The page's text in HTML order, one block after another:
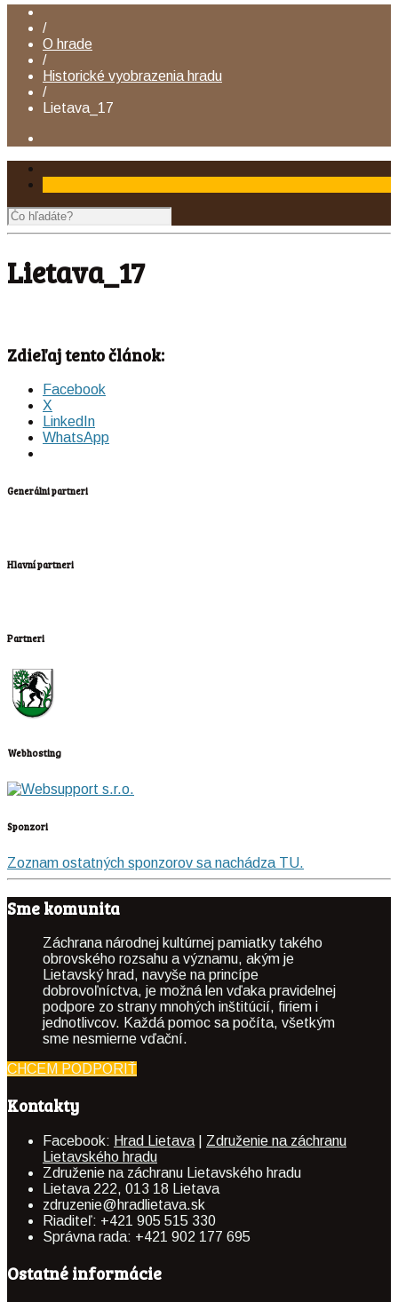
/
O hrade
/
Historické vyobrazenia hradu
/
Lietava_17
Lietava_17
Zdieľaj tento článok:
Facebook
X
LinkedIn
WhatsApp
Generálni partneri
Hlavní partneri
Partneri
Webhosting
Sponzori
Zoznam ostatných sponzorov sa nachádza TU.
Sme komunita
Záchrana národnej kultúrnej pamiatky takého
obrovského rozsahu a významu, akým je
Lietavský hrad, navyše na princípe
dobrovoľníctva, je možná len vďaka pravidelnej
podpore zo strany mnohých inštitúcií, firiem i
jednotlivcov. Každá pomoc sa počíta, všetkým
sme nesmierne vďační.
CHCEM PODPORIŤ
Kontakty
Facebook: Hrad Lietava
Združenie na záchranu
Lietavského hradu
Združenie na záchranu Lietavského hradu
Lietava 222, 013 18 Lietava
zdruzenie@hradlietava.sk
Riaditeľ: +421 905 515 330
Správna rada: +421 902 177 695
Ostatné informácie